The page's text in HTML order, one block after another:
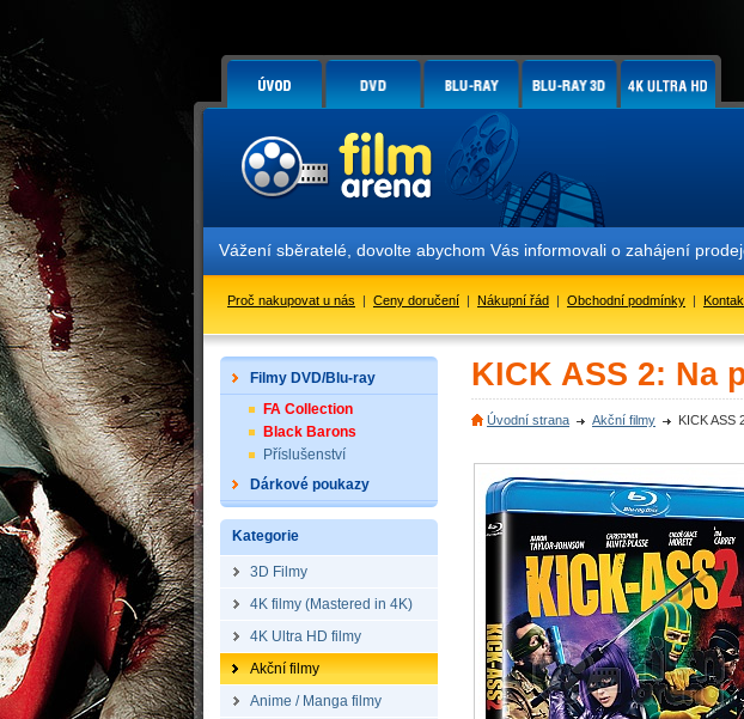
Vážení sběratelé, dovolte abychom Vás informovali o zahájení
Proč nakupovat u nás | Ceny doručení | Nákupní řád | Obchodní podmínky |
Filmy DVD/Blu-ray
FA Collection
Black Barons
Příslušenství
Dárkové poukazy
Kategorie
3D Filmy
4K filmy (Mastered in 4K)
4K Ultra HD filmy
Akční filmy
Anime / Manga filmy
KICK ASS 2: Na
Úvodní strana Akční filmy KICK ASS